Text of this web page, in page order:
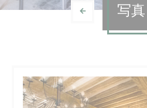
写真